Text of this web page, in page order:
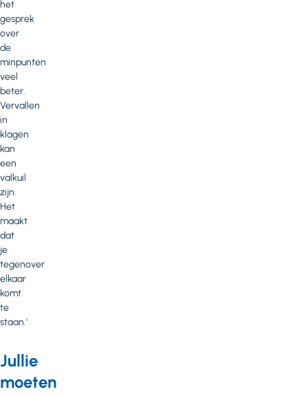
het
gesprek
over
de
minpunten
veel
beter.
Vervallen
in
klagen
kan
een
valkuil
zijn.
Het
maakt
dat
je
tegenover
elkaar
komt
te
staan.'
Jullie
moeten